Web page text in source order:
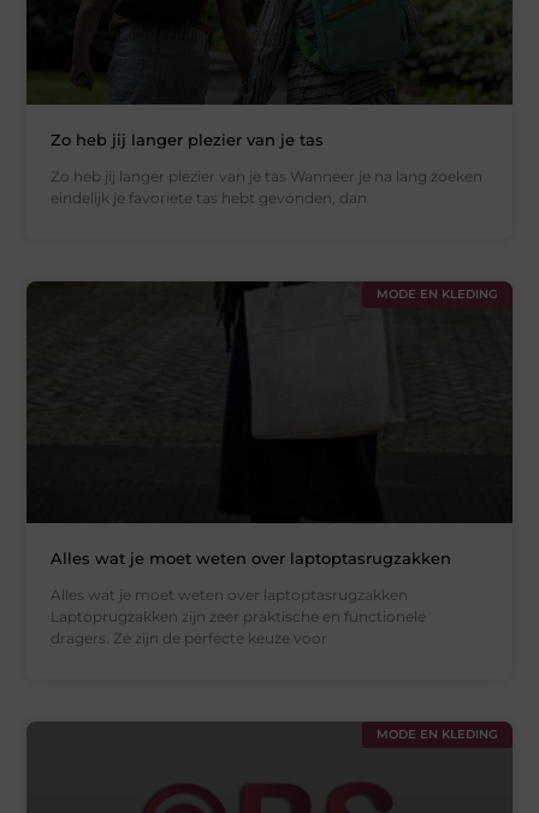
Zo heb jij langer plezier van je tas
Zo heb jij langer plezier van je tas Wanneer je na lang zoeken
eindelijk je favoriete tas hebt gevonden, dan
MODE EN KLEDING
Alles wat je moet weten over laptoptasrugzakken
Alles wat je moet weten over laptoptasrugzakken
Laptoprugzakken zijn zeer praktische en functionele
dragers. Ze zijn de perfecte keuze voor
MODE EN KLEDING